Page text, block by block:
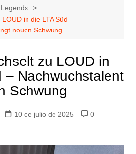
in die LTA Süd –
neuen Schwung
zu LOUD in
– Nachwuchstalent
Schwung
10 de julio de 2025
0